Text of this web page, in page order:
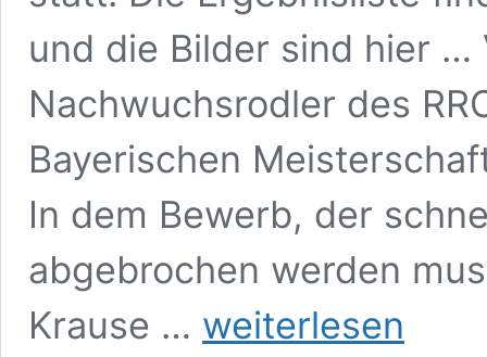
und die Bilder sind hier
Nachwuchsrodler des
Bayerischen
In dem Bewerb, der
abgebrochen werden
Krause …
Ergebnisse
2014
weiterlesen